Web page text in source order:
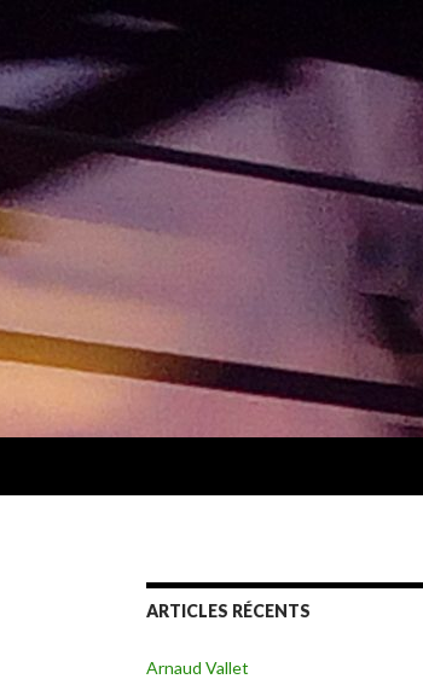
ARTICLES RÉCENTS
Arnaud Vallet